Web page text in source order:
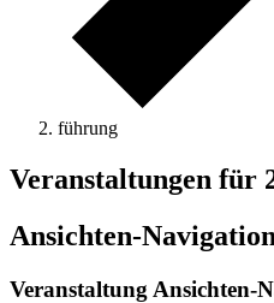
führung
Veranstaltungen für
Ansichten-Navigation
Veranstaltung Ansichten-